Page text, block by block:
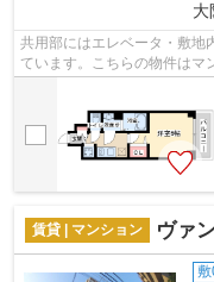
大
共用部にはエレベータ・敷地
ています。こちらの物件はマ
賃貸 | マンション ヴァ